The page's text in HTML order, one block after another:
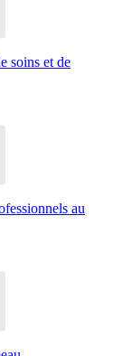
soins et de
au